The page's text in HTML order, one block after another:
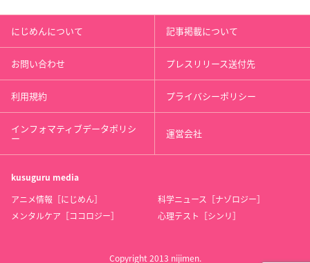
にじめんについて 記事掲載について
お問い合わせ プレスリリース送付先
利用規約 プライバシーポリシー
インフォマティブデータポリシ
ー 運営会社
kusuguru media
アニメ情報［にじめん］
科学ニュース［ナゾロジー］
メンタルケア［ココロジー］
心理テスト［シンリ］
Copyright 2013 nijimen.